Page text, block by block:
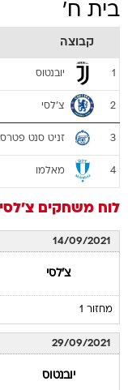
בית ח'
קבוצה
1 יובנטוס
2 צ'לסי
3 זניט סנט
4 מאלמו
לוח משחקים צ'לסי
14/09/2021
צ'לסי
מחזור 1
29/09/2021
יובנטוס